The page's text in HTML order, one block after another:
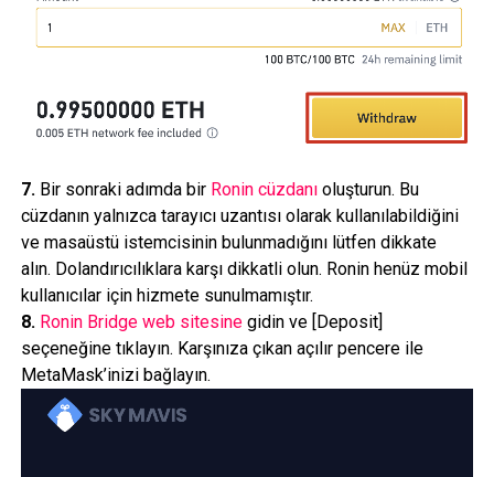
7.Bir sonraki adımda bir Ronin cüzdanıoluşturun. Bu
cüzdanın yalnızca tarayıcı uzantısı olarak kullanılabildiğini
ve masaüstü istemcisinin bulunmadığını lütfen dikkate
alın. Dolandırıcılıklara karşı dikkatli olun. Ronin henüz mobil
kullanıcılar için hizmete sunulmamıştır.
8. Ronin Bridge web sitesinegidin ve [Deposit]
seçeneğine tıklayın. Karşınıza çıkan açılır pencere ile
MetaMask’inizi bağlayın.